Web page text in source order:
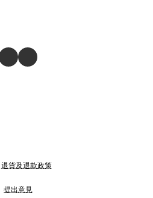
退貨及退款政策
提出意見